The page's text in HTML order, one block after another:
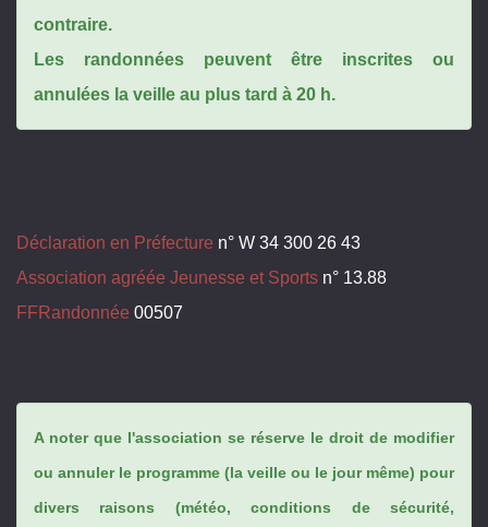
contraire.
Les randonnées peuvent être inscrites ou
annulées la veille au plus tard à 20 h.
Déclaration en Préfecture n° W 34 300 26 43
Association agréée Jeunesse et Sports n° 13.88
FFRandonnée 00507
A noter que l'association se réserve le droit de modifier
ou annuler le programme (la veille ou le jour même) pour
divers raisons (météo, conditions de sécurité,